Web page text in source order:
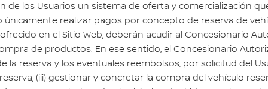
de los Usuarios un sistema de oferta y comercialización
realizar pagos por concepto de reserva de
en el Sitio Web, deberán acudir al Concesionario
de productos. En ese sentido, el Concesionario
la reserva y los eventuales reembolsos, por solicitud del
(iii) gestionar y concretar la compra del vehículo